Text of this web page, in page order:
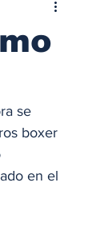
se
boxer
en el